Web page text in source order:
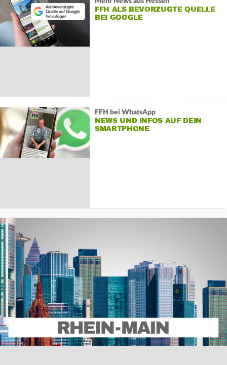
FFH ALS BEVORZUGTE QUELLE
BEI GOOGLE
FFH bei WhatsApp
NEWS UND INFOS AUF DEIN
SMARTPHONE